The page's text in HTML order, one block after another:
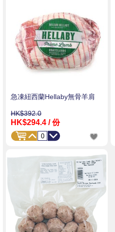
急凍紐西蘭Hellaby無骨羊肩
HK$392.0
HK$294.4 / 份